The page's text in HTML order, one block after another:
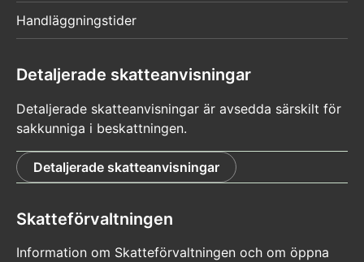
Handläggningstider
Detaljerade skatteanvisningar
Detaljerade skatteanvisningar är avsedda särskilt för
sakkunniga i beskattningen.
Detaljerade skatteanvisningar
Skatteförvaltningen
Information om Skatteförvaltningen och om öppna